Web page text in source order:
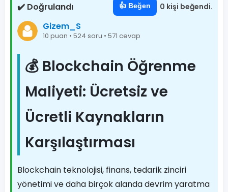
✔️ Doğrulandı 👍 Beğen 0 kişi beğendi.
Gizem_S
10 puan • 524 soru • 571 cevap
💰 Blockchain Öğrenme
Maliyeti: Ücretsiz ve
Ücretli Kaynakların
Karşılaştırması
Blockchain teknolojisi, finans, tedarik zinciri
yönetimi ve daha birçok alanda devrim yaratma